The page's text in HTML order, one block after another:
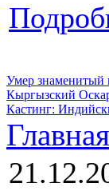
Умер знаменитый
Кыргызский
Кастинг:
Главная